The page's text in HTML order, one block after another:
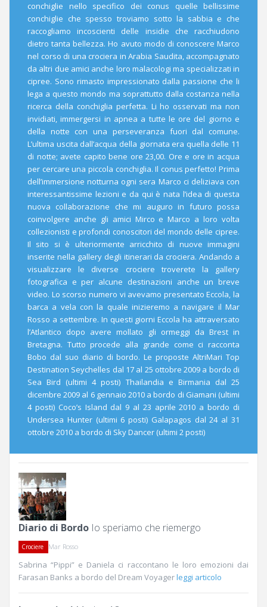
conchiglie nello specifico dei conus quelle bellissime
conchiglie che spesso troviamo sotto la sabbia e che
raccogliamo incoscienti delle insidie che racchiudono
dietro tanta bellezza. Ho avuto modo di conoscere Marco
nel corso di una crociera in Arabia Saudita, accompagnato
da altri due amici anche loro malacologi ma specializzati in
cipree. Sono rimasto impressionato dalla passione che li
lega a questo mondo ma soprattutto dalla costanza nella
ricerca della conchiglia perfetta. Li ho osservati ma non
invidiati, immergersi in apnea a tutte le ore del giorno e
della notte con una perseveranza fuori dal comune.
L’ultima uscita dall’acqua della giornata era quella delle 11
di notte; avete capito bene ore 23,00. Ore e ore in acqua
per cercare una piccola conchiglia. Il conus perfetto! Prima
dell’immersione notturna ogni sera Marco ci deliziava con
interessantissime lezioni e da qui è nata l’idea di questa
nuova collaborazione che mi auguro in futuro possa
coinvolgere anche gli amici Mirco e Marco a loro volta
collezionisti e profondi conoscitori del mondo delle cipree.
Il sito si è ulteriormente arricchito di nuove immagini
inserite nella gallery degli itinerari da crociera. Andando a
visualizzare le diverse crociere troverete la gallery
fotografica e per alcune destinazioni anche un breve
video. Lo scorso numero vi avevamo presentato Eccola, la
barca a vela con la quale inizieremo a navigare il Mar
Rosso a settembre. In questi giorni Eccola ha attraversato
l’Atlantico dopo avere mollato gli ormeggi da Brest in
Bretagna. Tutto procede alla grande come ci racconta
Bobo dal suo diario di bordo. Le proposte AltriMari Top
Destination Seychelles dal 17 al 25 ottobre 2009 a bordo di
Sea Bird (ultimi 4 posti) Thailandia e Birmania dal 25
dicembre 2009 al 6 gennaio 2010 a bordo di Giamani (ultimi
4 posti) Coco’s Island dal 9 al 23 aprile 2010 a bordo di
Undersea Hunter (ultimi 6 posti) Galapagos dal 24 al 31
ottobre 2010 a bordo di Sky Dancer (ultimi 2 posti)
Diario di Bordo Io speriamo che riemergo
Crociere Mar Rosso
Sabrina “Pippi” e Daniela ci raccontano le loro emozioni dai
Farasan Banks a bordo del Dream Voyagerleggi articolo